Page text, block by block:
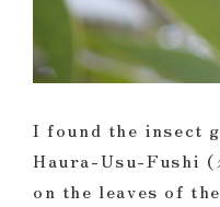
I found the insect
Haura-Usu-Fushi (
on the leaves of